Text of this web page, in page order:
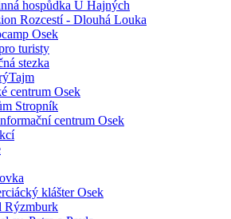
hospůdka U Hajných
Rozcestí - Dlouhá Louka
Osek
turisty
stezka
centrum Osek
Stropník
centrum Osek
klášter Osek
Rýzmburk